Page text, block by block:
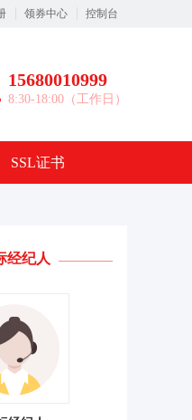
领券中心 控制台
15680010999
8:30-18:00（工作日）
SSL证书
经纪人